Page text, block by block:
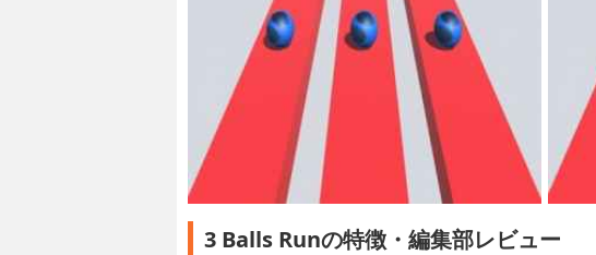
3 Balls Runの特徴・編集部レビュー